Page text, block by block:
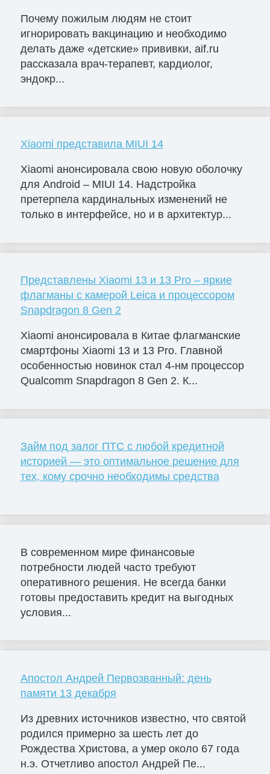
Почему пожилым людям не стоит
игнорировать вакцинацию и необходимо
делать даже «детские» прививки, aif.ru
рассказала врач-терапевт, кардиолог,
эндокр...
Xiaomi представила MIUI 14
Xiaomi анонсировала свою новую оболочку
для Android – MIUI 14. Надстройка
претерпела кардинальных изменений не
только в интерфейсе, но и в архитектур...
Представлены Xiaomi 13 и 13 Pro – яркие
флагманы с камерой Leica и процессором
Snapdragon 8 Gen 2
Xiaomi анонсировала в Китае флагманские
смартфоны Xiaomi 13 и 13 Pro. Главной
особенностью новинок стал 4-нм процессор
Qualcomm Snapdragon 8 Gen 2. К...
Займ под залог ПТС с любой кредитной
историей — это оптимальное решение для
тех, кому срочно необходимы средства
В современном мире финансовые
потребности людей часто требуют
оперативного решения. Не всегда банки
готовы предоставить кредит на выгодных
условия...
Апостол Андрей Первозванный: день
памяти 13 декабря
Из древних источников известно, что святой
родился примерно за шесть лет до
Рождества Христова, а умер около 67 года
н.э. Отчетливо апостол Андрей Пе...